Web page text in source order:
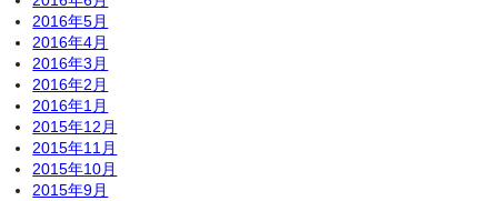
2016年5月
2016年4月
2016年3月
2016年2月
2016年1月
2015年12月
2015年11月
2015年10月
2015年9月